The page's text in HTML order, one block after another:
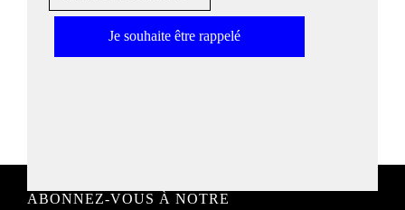
ABONNEZ-VOUS À NOTRE